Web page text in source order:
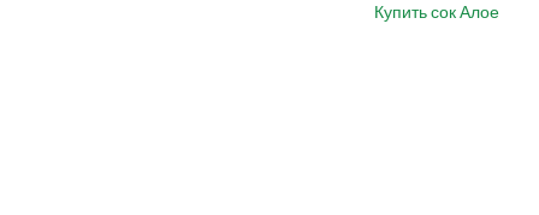
Купить сок Алое